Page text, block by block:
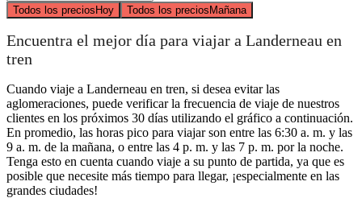
Todos los preciosHoy Todos los preciosMañana
Encuentra el mejor día para viajar a Landerneau en
tren
Cuando viaje a Landerneau en tren, si desea evitar las
aglomeraciones, puede verificar la frecuencia de viaje de nuestros
clientes en los próximos 30 días utilizando el gráfico a continuación.
En promedio, las horas pico para viajar son entre las 6:30 a. m. y las
9 a. m. de la mañana, o entre las 4 p. m. y las 7 p. m. por la noche.
Tenga esto en cuenta cuando viaje a su punto de partida, ya que es
posible que necesite más tiempo para llegar, ¡especialmente en las
grandes ciudades!